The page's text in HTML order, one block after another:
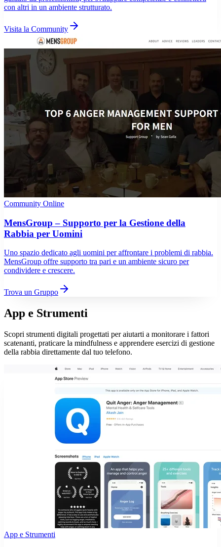
con altri in un ambiente strutturato.
Visita la Community
Community Online
MensGroup – Supporto per la Gestione della
Rabbia per Uomini
Uno spazio dedicato agli uomini per affrontare i problemi di rabbia.
MensGroup offre supporto tra pari e un ambiente sicuro per
condividere e crescere.
Trova un Gruppo
App e Strumenti
Scopri strumenti digitali progettati per aiutarti a monitorare i fattori
scatenanti, praticare la mindfulness e apprendere esercizi di gestione
della rabbia direttamente dal tuo telefono.
App e Strumenti